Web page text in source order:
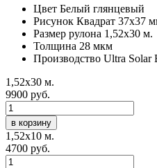
Цвет Белый глянцевый
Рисунок Квадрат 37х37
Размер рулона 1,52х30 м.
Толщина 28 мкм
Производство Ultra Solar
1,52х30 м.
9900 руб.
в корзину
1,52х10 м.
4700 руб.